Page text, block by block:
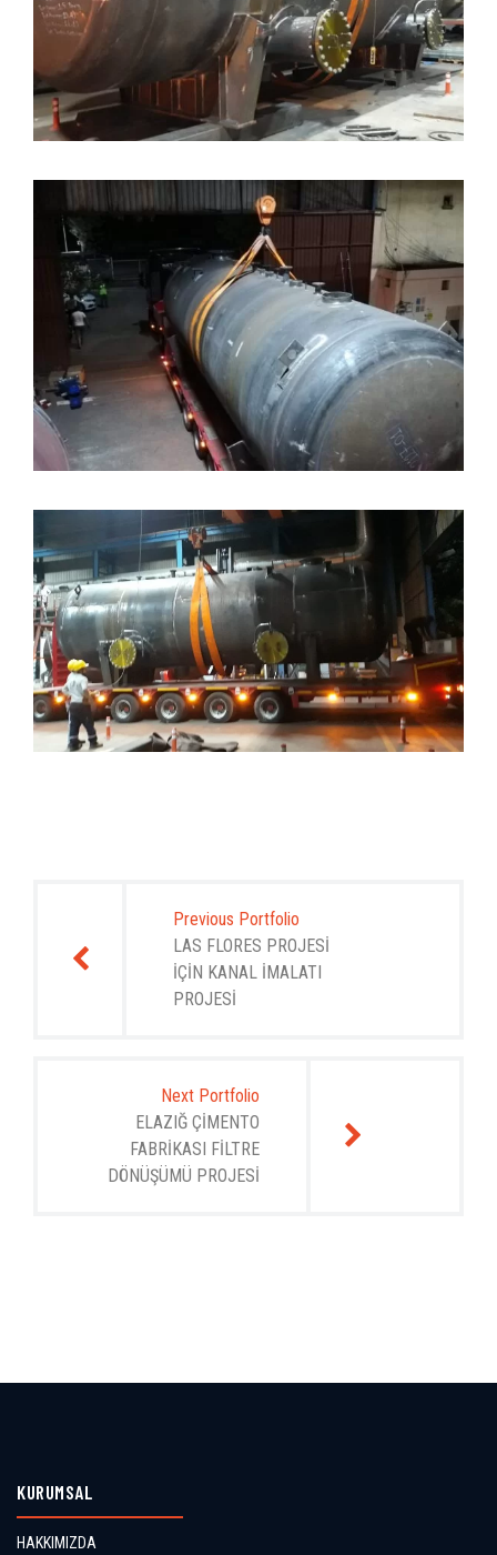
gezinmesiPrevious Portfolio
LAS FLORES PROJESİ
İÇİN KANAL İMALATI
PROJESİ
Next Portfolio
ELAZIĞ ÇİMENTO
FABRİKASI FİLTRE
DÖNÜŞÜMÜ PROJESİ
KURUMSAL
HAKKIMIZDA